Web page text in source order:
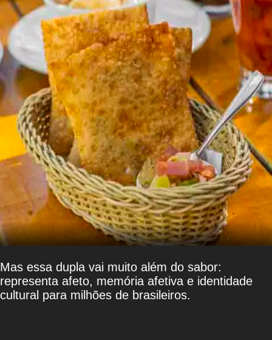
Mas essa dupla vai muito além do sabor:
representa afeto, memória afetiva e identidade
cultural para milhões de brasileiros.